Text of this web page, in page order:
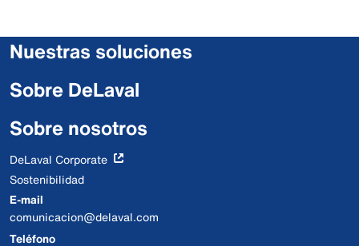
Nuestras soluciones
Sobre DeLaval
Sobre nosotros
DeLaval Corporate
Sostenibilidad
E-mail
comunicacion@delaval.com
Teléfono